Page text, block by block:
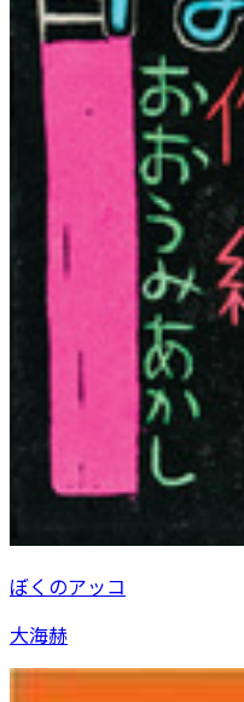
ぼくのアッコ
大海赫